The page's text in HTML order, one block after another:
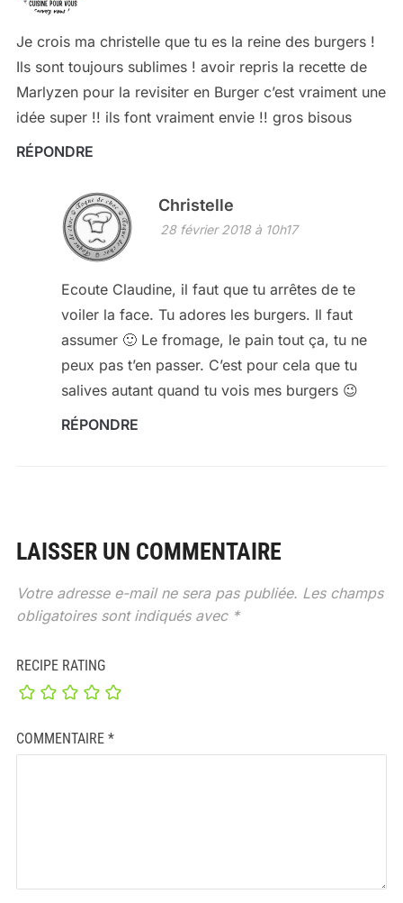
Je crois ma christelle que tu es la reine des burgers !
Ils sont toujours sublimes ! avoir repris la recette de
Marlyzen pour la revisiter en Burger c’est vraiment une
idée super !! ils font vraiment envie !! gros bisous
RÉPONDRE
Christelle
28 février 2018 à 10h17
Ecoute Claudine, il faut que tu arrêtes de te
voiler la face. Tu adores les burgers. Il faut
assumer 🙂 Le fromage, le pain tout ça, tu ne
peux pas t’en passer. C’est pour cela que tu
salives autant quand tu vois mes burgers 😉
RÉPONDRE
LAISSER UN COMMENTAIRE
Votre adresse e-mail ne sera pas publiée. Les champs
obligatoires sont indiqués avec *
RECIPE RATING
COMMENTAIRE *